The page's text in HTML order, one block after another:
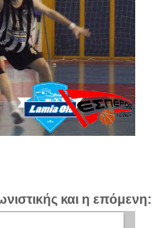
και η επόμενη: